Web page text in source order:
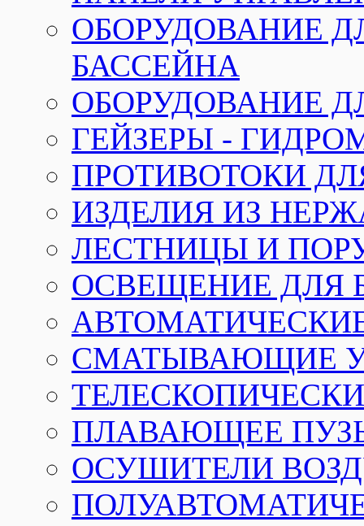
ОБОРУДОВАНИЕ
БАССЕЙНА
ОБОРУДОВАНИЕ
ГЕЙЗЕРЫ -
ПРОТИВОТОКИ
ИЗДЕЛИЯ ИЗ
ЛЕСТНИЦЫ И
ОСВЕЩЕНИЕ ДЛЯ
СМАТЫВАЮЩИЕ
ПЛАВАЮЩЕЕ
ОСУШИТЕЛИ